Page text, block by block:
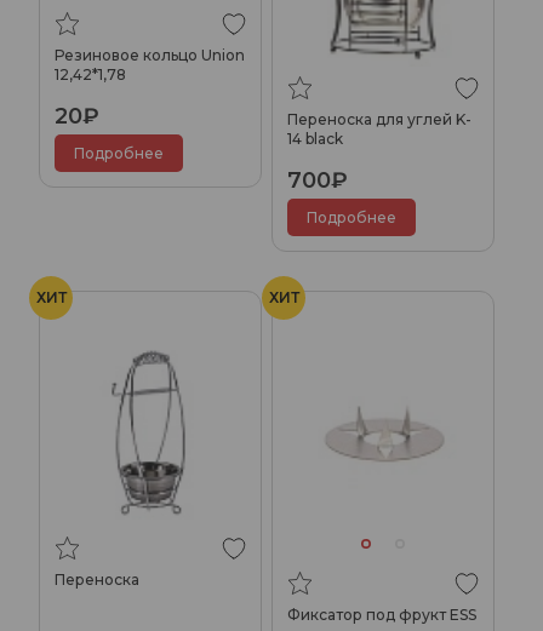
Резиновое кольцо Union
12,42*1,78
20₽
Подробнее
Переноска для углей K-
14 black
700₽
Подробнее
ХИТ
Переноска
ХИТ
Фиксатор под фрукт ESS